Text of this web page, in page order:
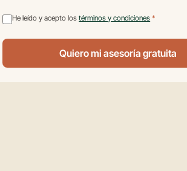
He leído y acepto lostérminos y condiciones *
Quiero mi asesoría gratuita